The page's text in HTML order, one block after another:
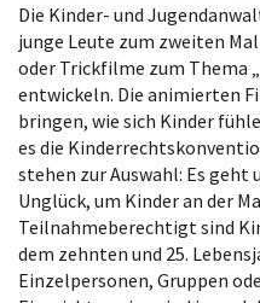
Die Kinder- und
junge Leute zum zweiten
oder Trickfilme zum Thema
entwickeln. Die animierten
bringen, wie sich Kinder
es die
stehen zur Auswahl: Es geht
Unglück, um Kinder an der
Teilnahmeberechtigt sind
dem zehnten und 25.
Einzelpersonen, Gruppen